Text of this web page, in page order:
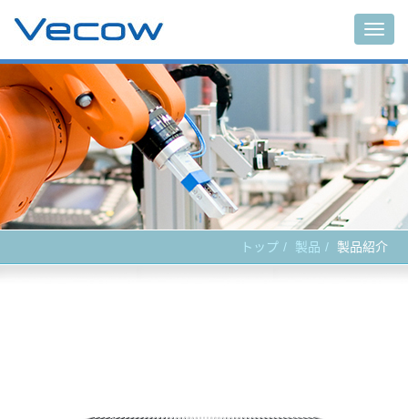
トップ 製品 製品紹介